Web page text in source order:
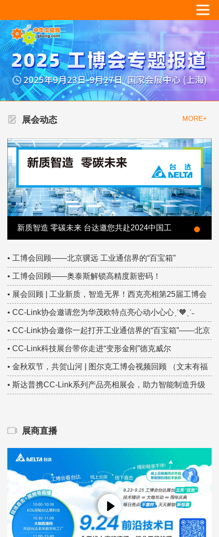
展会动态 MORE+
新质智造 零碳未来 台达邀您共赴2024中国工
• 工博会回顾——北京骥远 工业通信界的“百宝箱”
• 工博会回顾——奥泰斯解锁高精度新密码！
• 展会回顾 | 工业新质，智造无界！西克亮相第25届工博会
圆满收官，共绘智能传感新蓝图
• CC-Link协会邀请您为华茂欧特点亮心动小心心ˏˋ🧡ˎˊ˗
• CC-Link协会邀你一起打开工业通信界的“百宝箱”——北京
骥远
• CC-Link科技展台带你走进“变形金刚”德克威尔
• 金秋双节，共贺山河 | 图尔克工博会视频回顾 （文末有福
利）
• 斯达普携CC-Link系列产品亮相展会，助力智能制造升级
展商直播